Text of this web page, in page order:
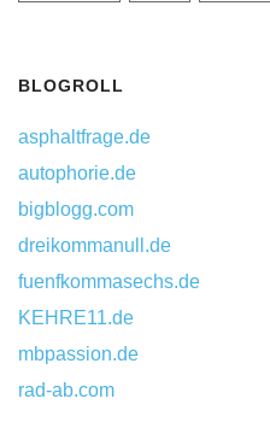
BLOGROLL
asphaltfrage.de
autophorie.de
bigblogg.com
dreikommanull.de
fuenfkommasechs.de
KEHRE11.de
mbpassion.de
rad-ab.com